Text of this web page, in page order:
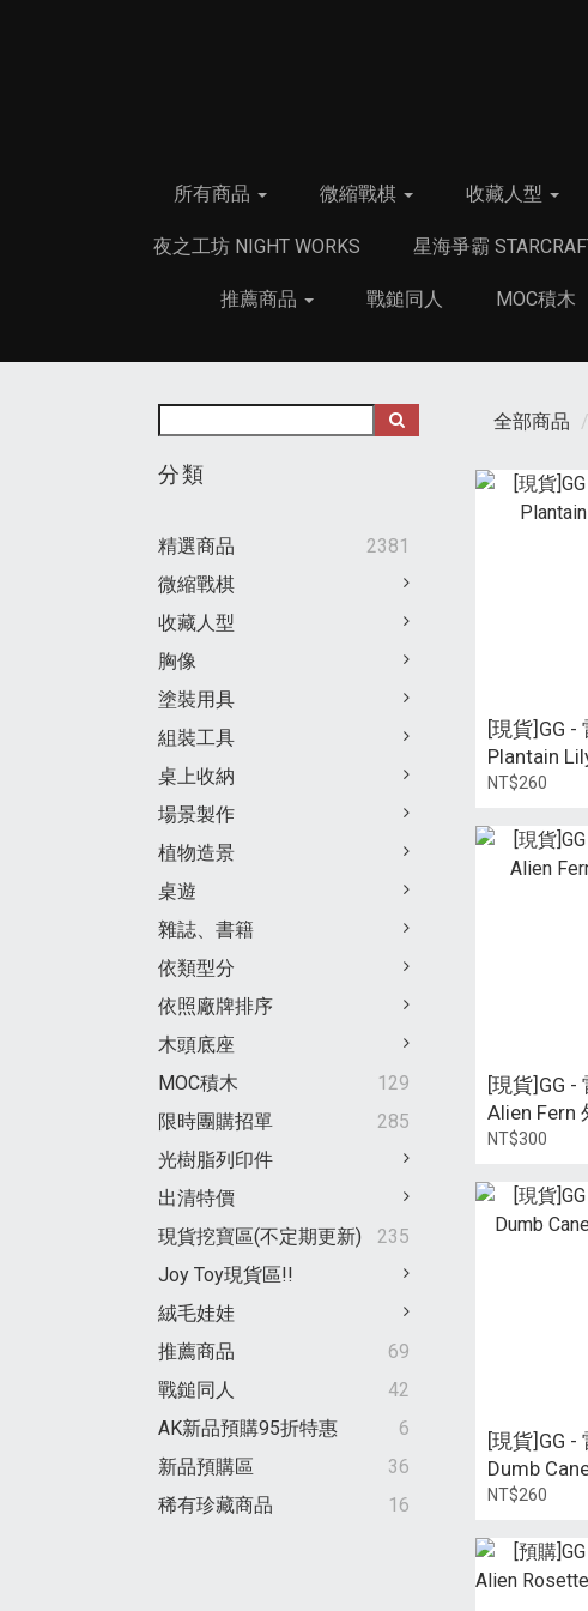
所有商品 微縮戰棋 收藏人型
夜之工坊 NIGHT WORKS 星海爭霸
推薦商品 戰鎚同人 MOC積木
分類
精選商品
2381
微縮戰棋
收藏人型
胸像
塗裝用具
組裝工具
桌上收納
場景製作
植物造景
桌遊
雜誌、書籍
依類型分
依照廠牌排序
木頭底座
MOC積木
129
限時團購招單
285
光樹脂列印件
出清特價
現貨挖寶區(不定期更新)
235
Joy Toy現貨區!!
絨毛娃娃
推薦商品
69
戰鎚同人
42
AK新品預購95折特惠
6
新品預購區
36
稀有珍藏商品
16
全部商品
[現貨]GG -
Plantain
NT$260
[現貨]GG -
Alien Fern
NT$300
[現貨]GG -
Dumb
NT$260